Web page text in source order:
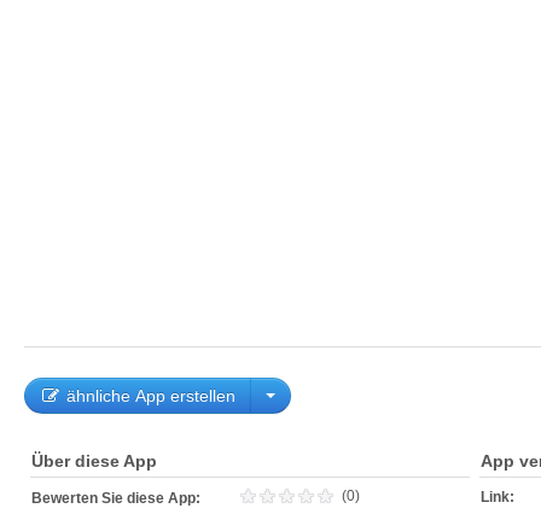
ähnliche App erstellen
Über diese App
Bewerten Sie diese App: (0)
App
Link: